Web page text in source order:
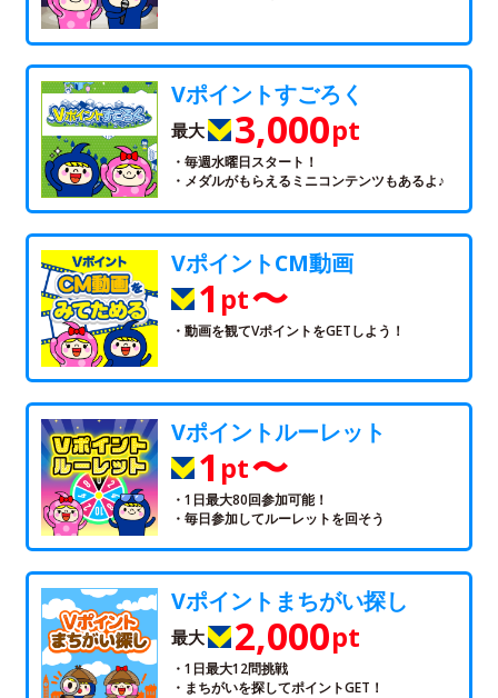
Vポイントすごろく
最大 3,000pt
・毎週水曜日スタート！
・メダルがもらえるミニコンテンツもあるよ♪
VポイントCM動画
1 pt〜
・動画を観てVポイントをGETしよう！
Vポイントルーレット
1 pt〜
・1日最大80回参加可能！
・毎日参加してルーレットを回そう
Vポイントまちがい探し
最大 2,000pt
・1日最大12問挑戦
・まちがいを探してポイントGET！